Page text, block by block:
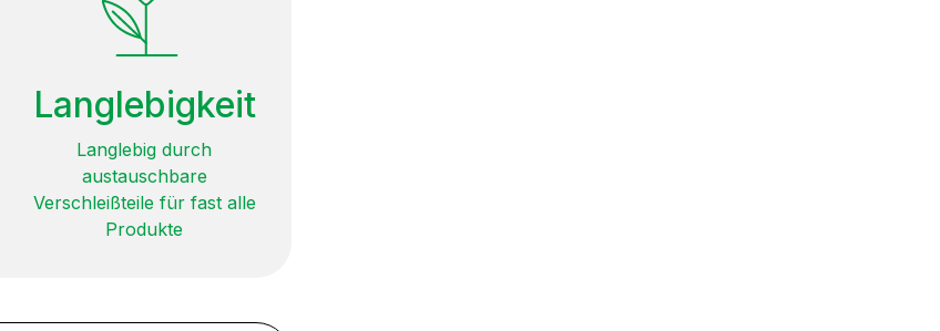
Langlebigkeit
Langlebig durch
austauschbare
Verschleißteile für fast alle
Produkte